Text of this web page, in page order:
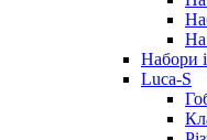
На
Набори
Luca-S